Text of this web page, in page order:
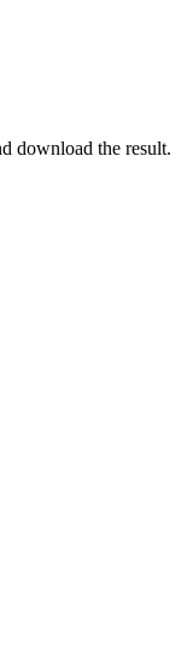
download the result.